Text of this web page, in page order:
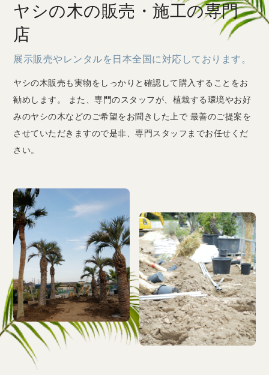
ヤシの木の販売・施工の専門
店
展示販売やレンタルを日本全国に対応しております。
ヤシの木販売も実物をしっかりと確認して購入することをお
勧めします。 また、専門のスタッフが、植栽する環境やお好
みのヤシの木などのご希望をお聞きした上で 最善のご提案を
させていただきますので是非、専門スタッフまでお任せくだ
さい。